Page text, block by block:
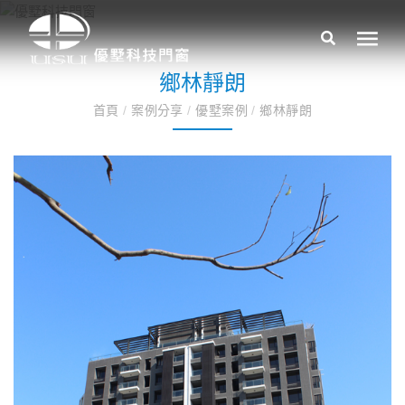
鄉林靜朗
首頁/ 案例分享/ 優墅案例/ 鄉林靜朗